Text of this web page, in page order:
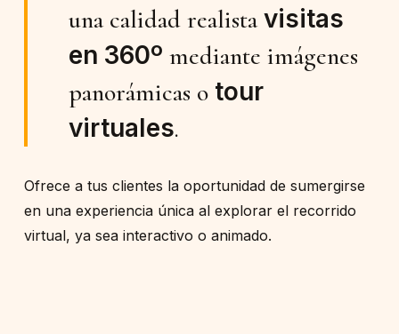
una calidad realistavisitas
en 360º mediante imágenes
panorámicas o tour
virtuales.
Ofrece a tus clientes la oportunidad de sumergirse
en una experiencia única al explorar el recorrido
virtual, ya sea interactivo o animado.